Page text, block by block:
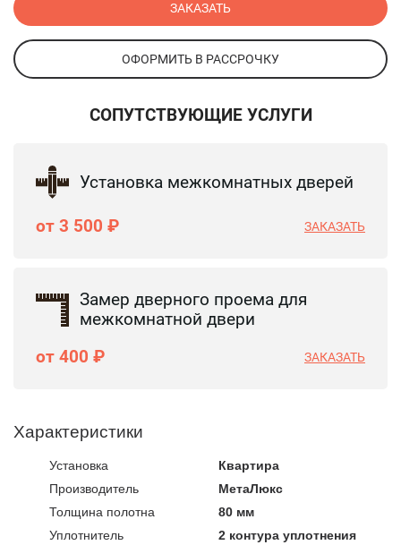
ЗАКАЗАТЬ
ОФОРМИТЬ В РАССРОЧКУ
СОПУТСТВУЮЩИЕ УСЛУГИ
Установка межкомнатных дверей
от 3 500 ₽ ЗАКАЗАТЬ
Замер дверного проема для
межкомнатной двери
от 400 ₽
ЗАКАЗАТЬ
Характеристики
Установка
Квартира
Производитель
МетаЛюкс
Толщина полотна
80 мм
Уплотнитель
2 контура уплотнения